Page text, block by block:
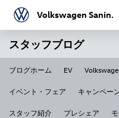
Volkswagen Sanin.
スタッフブログ
ブログホーム EV
イベント・フェア キャンペー
スタッフ紹介 プレシェア